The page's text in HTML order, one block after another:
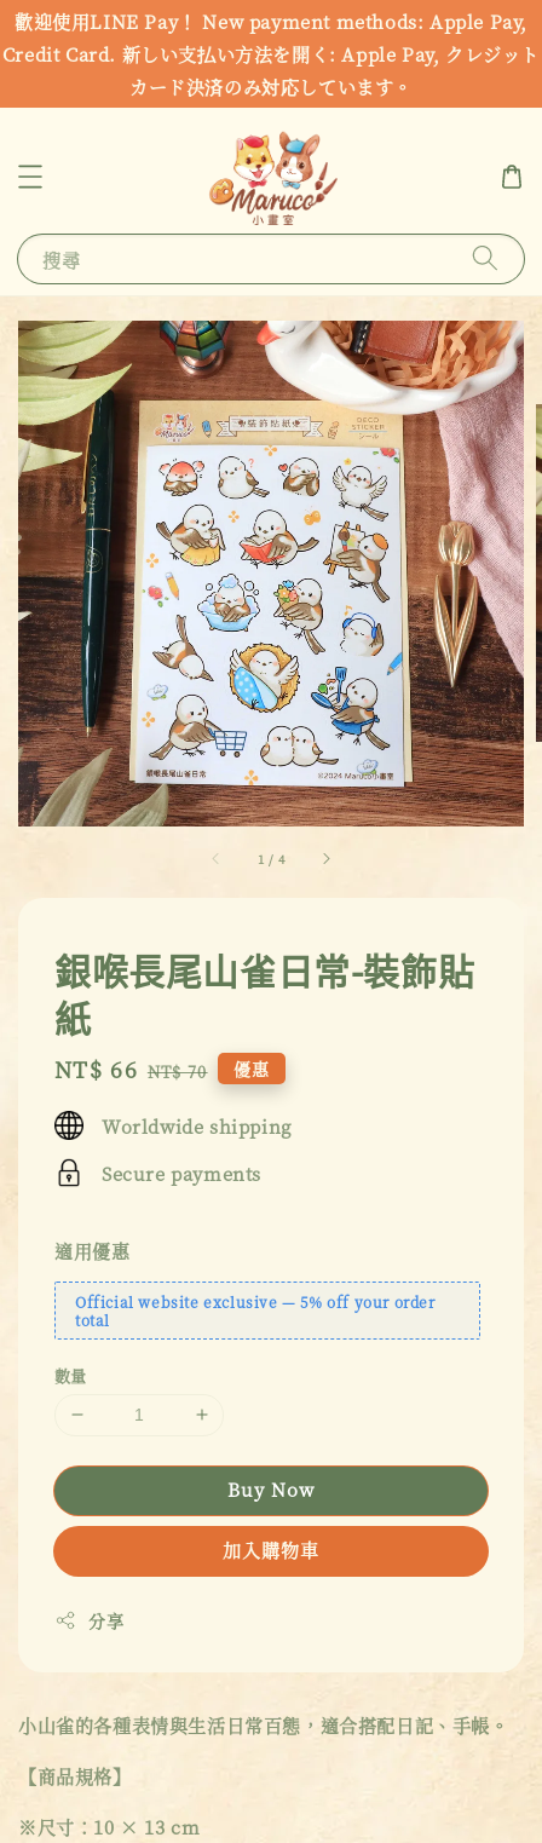
歡迎使用LINE Pay！ New payment methods: Apple Pay,
Credit Card. 新しい支払い方法を開く: Apple Pay, クレジット
カード決済のみ対応しています。
搜尋
1 / 4
銀喉長尾山雀日常-裝飾貼
紙
Sale
NT$ 66 Regular
NT$ 70 優惠
Worldwide shipping
Secure payments
適用優惠
Official website exclusive — 5% off your order
total
數量
Buy Now
加入購物車
分享
小山雀的各種表情與生活日常百態，適合搭配日記、手帳。
【商品規格】
※尺寸：10 × 13 cm